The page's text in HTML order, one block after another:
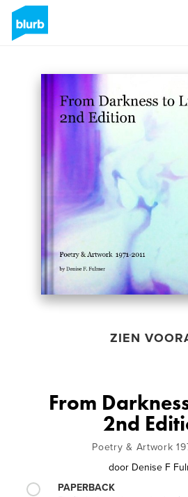
ZIEN
From
2nd
Poetry & Artwork
door Denise F
PAPERBACK